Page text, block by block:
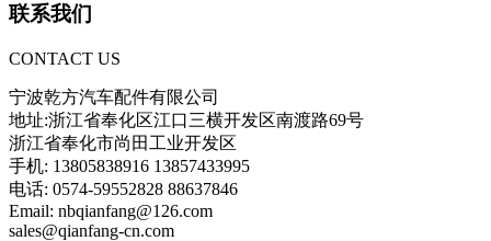
联系我们
CONTACT US
宁波乾方汽车配件有限公司
地址:浙江省奉化区江口三横开发区南渡路69号
浙江省奉化市尚田工业开发区
手机: 13805838916 13857433995
电话: 0574-59552828 88637846
Email: nbqianfang@126.com
sales@qianfang-cn.com